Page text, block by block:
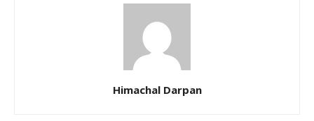
Himachal Darpan